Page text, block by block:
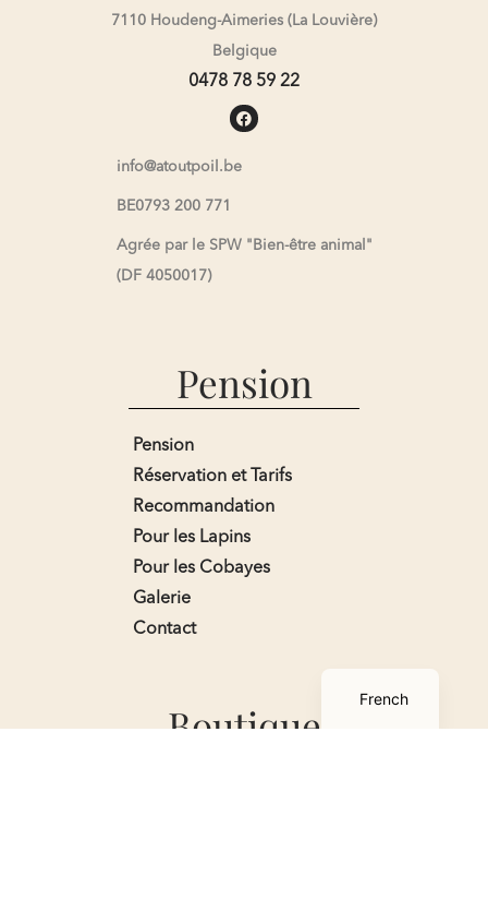
7110 Houdeng-Aimeries (La Louvière)
Belgique
0478 78 59 22
info@atoutpoil.be
BE0793 200 771
Agrée par le SPW "Bien-être animal"
(DF 4050017)
Pension
Pension
Réservation et Tarifs
Recommandation
Pour les Lapins
Pour les Cobayes
Galerie
Contact
Boutique
French